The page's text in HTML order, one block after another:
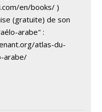
en/books/ )
(gratuite) de son
arabe" :
atlas-du-
arabe/